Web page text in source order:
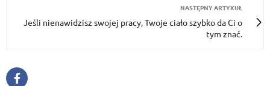
NASTĘPNY ARTYKUŁ
Jeśli nienawidzisz swojej pracy, Twoje ciało szybko da Ci o
tym znać.